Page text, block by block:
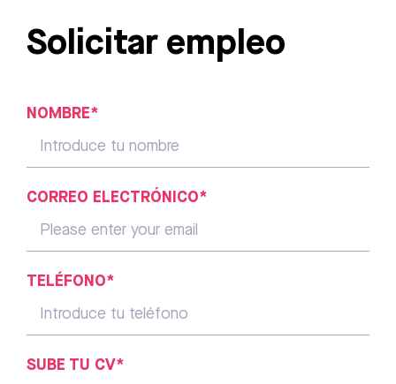
Solicitar empleo
NOMBRE*
CORREO ELECTRÓNICO*
TELÉFONO*
SUBE TU CV*